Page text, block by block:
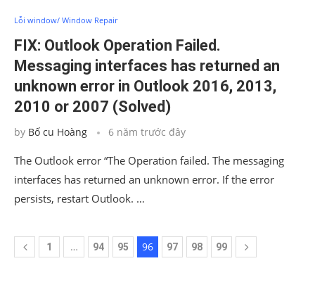
Lỗi window/ Window Repair
FIX: Outlook Operation Failed.
Messaging interfaces has returned an
unknown error in Outlook 2016, 2013,
2010 or 2007 (Solved)
by Bố cu Hoàng 6 năm trước đây
The Outlook error “The Operation failed. The messaging
interfaces has returned an unknown error. If the error
persists, restart Outlook. …
1 … 94 95 96 97 98 99